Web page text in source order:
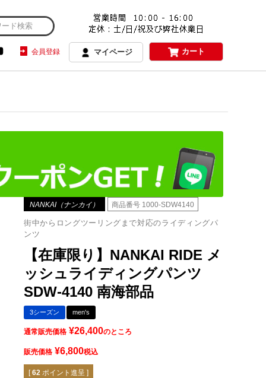
会員登録 マイページ カート
NANKAI（ナンカイ） 商品番号 1000-SDW4140
街中からロングツーリングまで対応のライディングパ
ンツ
【在庫限り】NANKAI RIDE メ
ッシュライディングパンツ
SDW-4140 南海部品
3シーズン men's
通常販売価格 ¥26,400のところ
販売価格 ¥6,800税込
[ 62 ポイント進呈 ]